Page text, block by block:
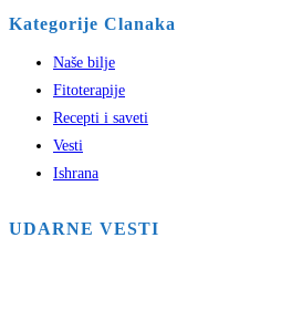
Kategorije Clanaka
Naše bilje
Fitoterapije
Recepti i saveti
Vesti
Ishrana
UDARNE VESTI